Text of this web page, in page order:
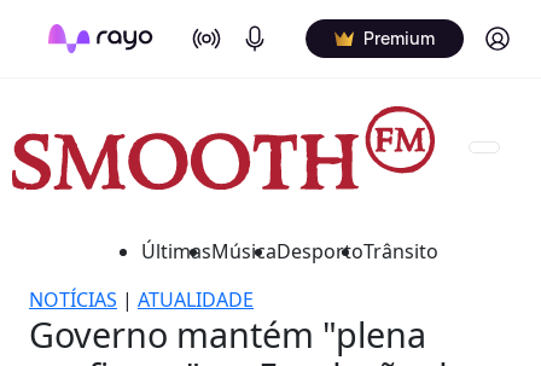
On Air Podcasts Premium Log in
ÚltimasMúsicaDesportoTrânsito
NOTÍCIAS | ATUALIDADE
Governo mantém "plena